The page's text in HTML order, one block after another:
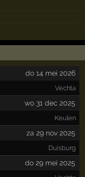
do 14 mei 2026
Vechta
wo 31 dec 2025
Keulen
za 29 nov 2025
Duisburg
do 29 mei 2025